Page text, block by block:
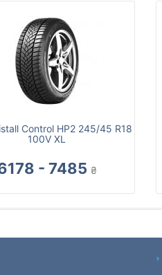
Control HP2 245/45 R18
100V XL
- 7485 ₴